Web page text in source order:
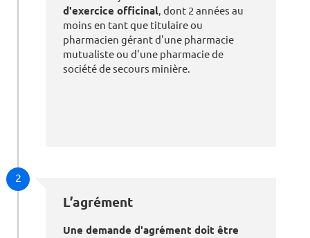
d'exercice officinal, dont 2 années au
moins en tant que titulaire ou
pharmacien gérant d'une pharmacie
mutualiste ou d'une pharmacie de
société de secours minière.
2
L’agrément
Une demande d'agrément doit être